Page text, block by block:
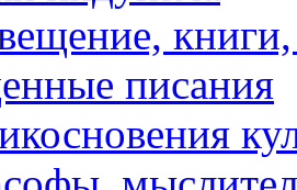
книги,
писания